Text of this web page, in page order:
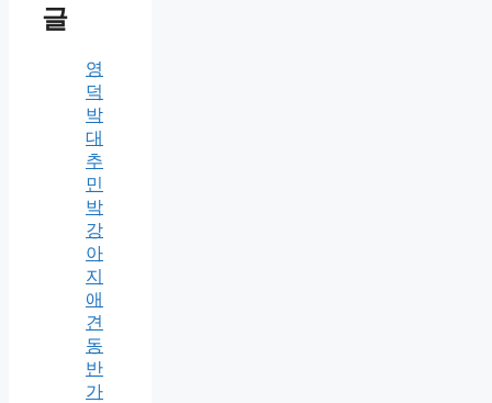
글
영
덕
박
대
추
민
박
강
아
지
애
견
동
반
가